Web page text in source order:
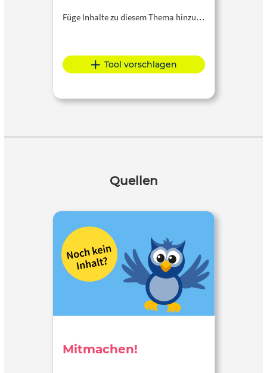
Füge Inhalte zu diesem Thema hinzu…
Tool vorschlagen
Quellen
Mitmachen!